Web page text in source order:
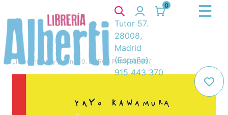
0
Tutor 57.
28008,
Madrid
(España)
915 443 370
Libros Infantil y juvenil 10. LIBROS PARA BEBES/